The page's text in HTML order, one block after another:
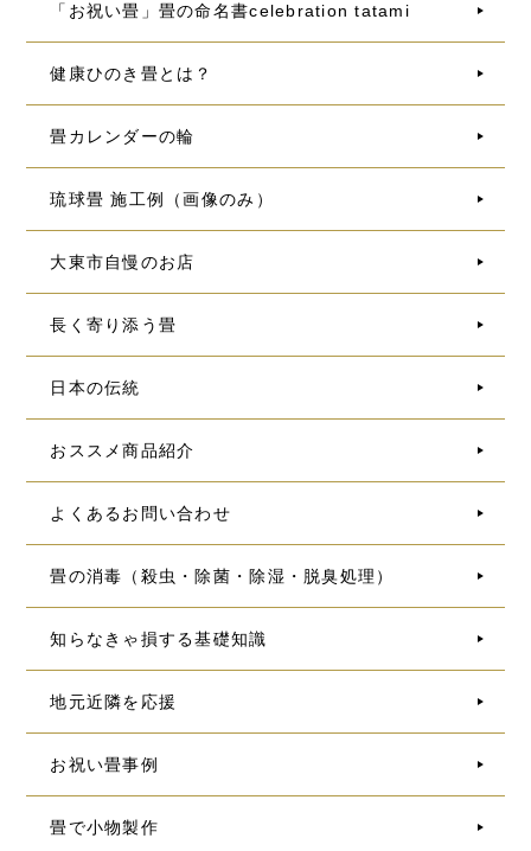
「お祝い畳」畳の命名書celebration tatami
健康ひのき畳とは？
畳カレンダーの輪
琉球畳 施工例（画像のみ）
大東市自慢のお店
長く寄り添う畳
日本の伝統
おススメ商品紹介
よくあるお問い合わせ
畳の消毒（殺虫・除菌・除湿・脱臭処理）
知らなきゃ損する基礎知識
地元近隣を応援
お祝い畳事例
畳で小物製作